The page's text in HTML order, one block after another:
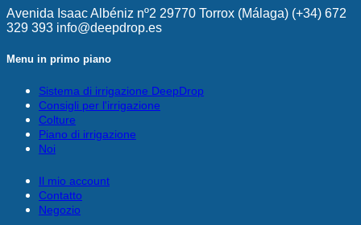
Avenida Isaac Albéniz nº2 29770 Torrox (Málaga) (+34) 672
329 393 info@deepdrop.es
Menu in primo piano
Sistema di irrigazione DeepDrop
Consigli per l'irrigazione
Colture
Piano di irrigazione
Noi
Il mio account
Contatto
Negozio